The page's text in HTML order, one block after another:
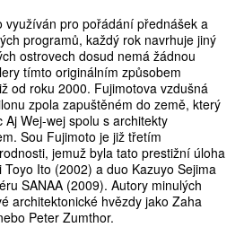
využíván pro pořádání přednášek a
programů, každý rok navrhuje jiný
ostrovech dosud nemá žádnou
tímto originálním způsobem
od roku 2000. Fujimotova vzdušná
zpola zapuštěném do země, který
Wej-wej spolu s architekty
Sou Fujimoto je již třetím
jemuž byla tato prestižní úloha
Ito (2002) a duo Kazuyo Sejima
SANAA (2009). Autory minulých
architektonické hvězdy jako Zaha
Peter Zumthor.